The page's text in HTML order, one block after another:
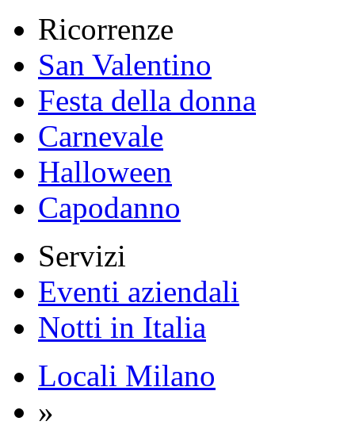
Ricorrenze
San Valentino
Festa della donna
Carnevale
Halloween
Capodanno
Servizi
Eventi aziendali
Notti in Italia
Locali Milano
»